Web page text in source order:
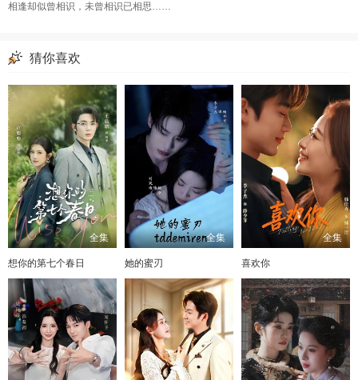
相逢却似曾相识，未曾相识已相思……
猜你喜欢
全集
想你的第七个春日
全集
她的蜜刃
全集
喜欢你